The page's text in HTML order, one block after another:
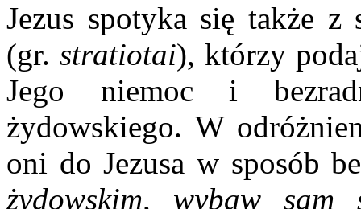
Jezus spotyka się także z
(gr.stratiotai), którzy
Jego niemoc i
żydowskiego. W
oni do Jezusa w sposób
żydowskim, wybaw sam